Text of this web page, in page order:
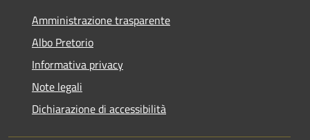
Amministrazione trasparente
Albo Pretorio
Informativa privacy
Note legali
Dichiarazione di accessibilità